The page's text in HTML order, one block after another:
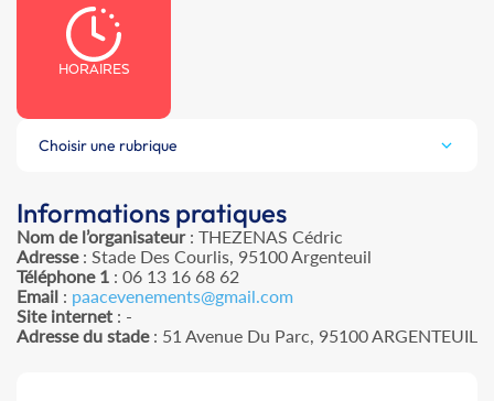
HORAIRES
Choisir une rubrique
Informations pratiques
Nom de l’organisateur: THEZENAS Cédric
Adresse: Stade Des Courlis, 95100 Argenteuil
Téléphone 1 : 06 13 16 68 62
Email : paacevenements@gmail.com
Site internet : -
Adresse du stade: 51 Avenue Du Parc, 95100 ARGENTEUIL